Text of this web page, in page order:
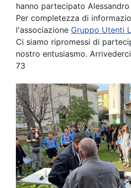
hanno partecipato
Per completezza di
l'associazione Gruppo Utenti
Ci siamo ripromessi di
nostro entusiasmo. Arrivederci
73